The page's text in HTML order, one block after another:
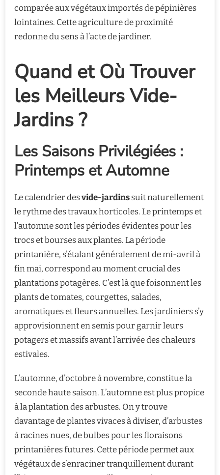
comparée aux végétaux importés de pépinières
lointaines. Cette agriculture de proximité
redonne du sens à l’acte de jardiner.
Quand et Où Trouver
les Meilleurs Vide-
Jardins ?
Les Saisons Privilégiées :
Printemps et Automne
Le calendrier desvide-jardinssuit naturellement
le rythme des travaux horticoles. Le printemps et
l’automne sont les périodes évidentes pour les
trocs et bourses aux plantes. La période
printanière, s’étalant généralement de mi-avril à
fin mai, correspond au moment crucial des
plantations potagères. C’est là que foisonnent les
plants de tomates, courgettes, salades,
aromatiques et fleurs annuelles. Les jardiniers s’y
approvisionnent en semis pour garnir leurs
potagers et massifs avant l’arrivée des chaleurs
estivales.
L’automne, d’octobre à novembre, constitue la
seconde haute saison. L’automne est plus propice
à la plantation des arbustes. On y trouve
davantage de plantes vivaces à diviser, d’arbustes
à racines nues, de bulbes pour les floraisons
printanières futures. Cette période permet aux
végétaux de s’enraciner tranquillement durant